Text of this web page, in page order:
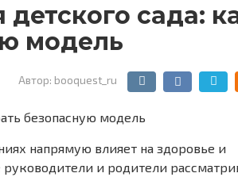
сада:
модель
Автор: booquest_ru
напрямую влияет на здоровье и
и родители